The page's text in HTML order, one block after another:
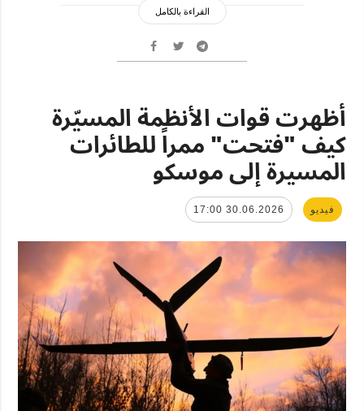
القراءة بالكامل
أظهرت قوات الأنظمة المسيّرة
كيف "فتحت" ممراً للطائرات
المسيرة إلى موسكو
فيديو 30.06.2026 17:00